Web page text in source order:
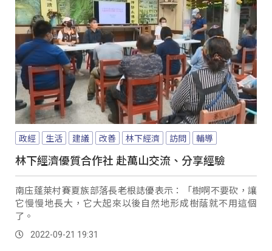
政經 生活 建議 改善 林下經濟 訪問 輔導
林下經濟優質合作社 赴萬山交流、分享經驗
南庒蓬萊村賽夏族部落長老根誌優表示：「樹啊不要砍，讓
它慢慢地長大，它大起來以後自然地形成樹蔭就不用這個
了。
2022-09-21 19:31